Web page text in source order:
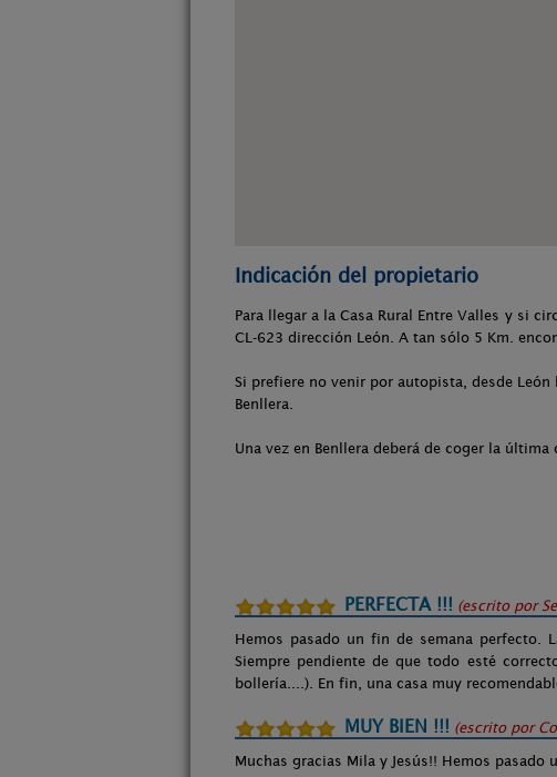
Indicación del propietario
Para llegar a la Casa Rural Entre Valles y si
CL-623 dirección León. A tan sólo 5 Km.
Si prefiere no venir por autopista, desde
Benllera.
Una vez en Benllera deberá de coger la
PERFECTA !!! (escrito por
Hemos pasado un fin de semana
Siempre pendiente de que todo esté
bollería....). En fin, una casa muy
MUY BIEN !!! (escrito por
Muchas gracias Mila y Jesús!! Hemos